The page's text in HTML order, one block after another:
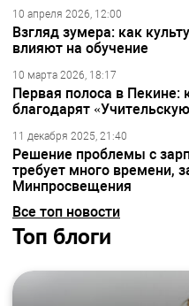
10 апреля 2026, 12:00
Взгляд зумера: как
влияют на обучение
10 марта 2026, 18:17
Первая полоса в Пекине:
благодарят
11 декабря 2025, 21:40
Решение проблемы с
требует много времени,
Минпросвещения
Все топ новости
Топ блоги